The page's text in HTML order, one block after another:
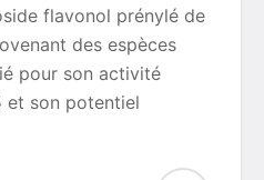
flavonol prénylé de
des espèces
pour son activité
et son potentiel